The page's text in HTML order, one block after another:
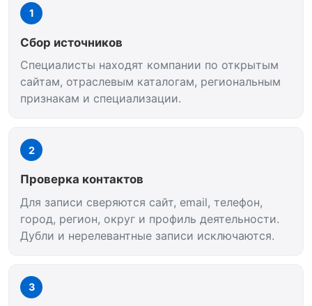
1
Сбор источников
Специалисты находят компании по открытым
сайтам, отраслевым каталогам, региональным
признакам и специализации.
2
Проверка контактов
Для записи сверяются сайт, email, телефон,
город, регион, округ и профиль деятельности.
Дубли и нерелевантные записи исключаются.
3